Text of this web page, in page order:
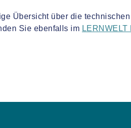
Übersicht über die
Sie ebenfalls im